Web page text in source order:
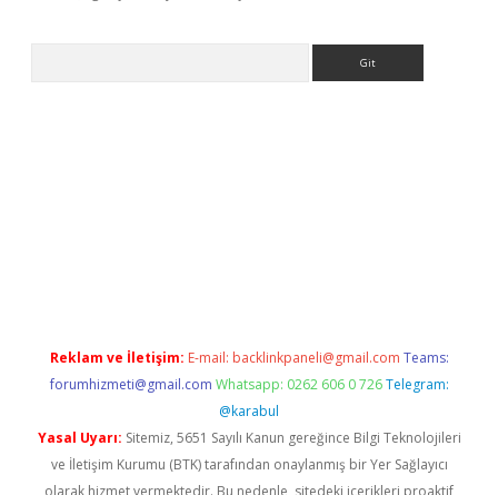
Reklam ve İletişim: E-mail: backlinkpaneli@gmail.com Teams:
forumhizmeti@gmail.com Whatsapp: 0262 606 0 726 Telegram:
@karabul
Yasal Uyarı: Sitemiz, 5651 Sayılı Kanun gereğince Bilgi Teknolojileri
ve İletişim Kurumu (BTK) tarafından onaylanmış bir Yer Sağlayıcı
olarak hizmet vermektedir. Bu nedenle, sitedeki içerikleri proaktif